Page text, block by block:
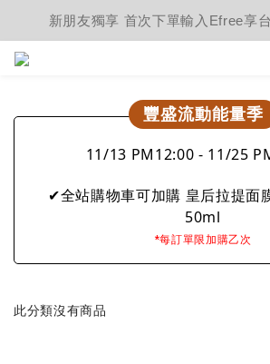
新朋友獨享 首次下單輸入Efree享
豐盛流動能量季
11/13 PM12:00 - 11/25
✔全站購物車可加購 皇后拉提面
50ml
*每訂單限加購乙次
此分類沒有商品